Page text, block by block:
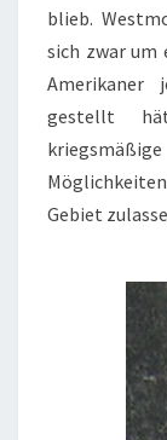
blieb.
sich zwar um
Amerikaner
gestellt
Gebiet